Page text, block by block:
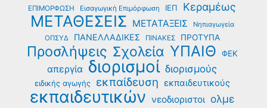
ΕΠΙΜΟΡΦΩΣΗ Εισαγωγική Επιμόρφωση ΙΕΠ Κεραμέως
ΜΕΤΑΘΕΣΕΙΣ ΜΕΤΑΤΑΞΕΙΣ
Νηπιαγωγεία
ΟΠΣΥΔ
ΠΑΝΕΛΛΑΔΙΚΕΣ ΠΙΝΑΚΕΣ ΠΡΟΤΥΠΑ
Προσλήψεις Σχολεία ΥΠΑΙΘ ΦΕΚ
απεργία διορισμοί διορισμούς
ειδικής αγωγής εκπαίδευση εκπαιδευτικούς
εκπαιδευτικών νεοδιοριστοι ολμε